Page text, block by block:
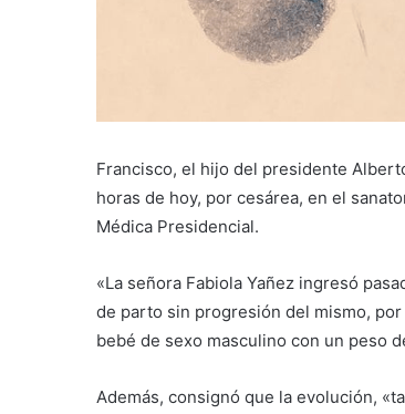
Francisco, el hijo del presidente
horas de hoy, por cesárea, en el
Médica Presidencial.
«La señora Fabiola Yañez ingresó
de parto sin progresión del mismo,
bebé de sexo masculino con un peso
Además, consignó que la evolución,